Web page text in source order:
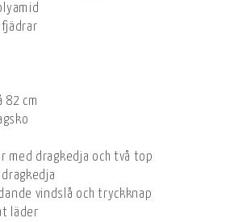
82 cm
med dragkedja och två toppmatade fickor
vindslå och tryckknappar
läder